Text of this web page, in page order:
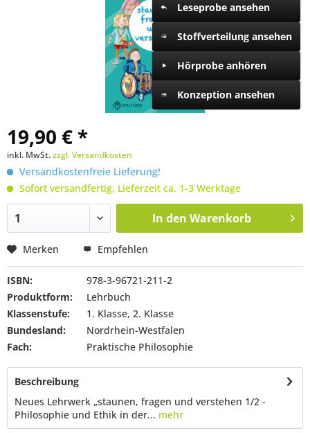
Leseprobe ansehen
Stoffverteilung ansehen
Hörprobe anhören
Konzeption ansehen
19,90 € *
inkl. MwSt.zzgl. Versandkosten
Versandkostenfreie Lieferung!
Sofort versandfertig, Lieferzeit ca. 1-3 Werktage
In den Warenkorb
Merken Empfehlen
ISBN:
978-3-96721-211-2
Produktform:
Lehrbuch
Klassenstufe:
1. Klasse, 2. Klasse
Bundesland:
Nordrhein-Westfalen
Fach:
Praktische Philosophie
Beschreibung
Neues Lehrwerk „staunen, fragen und verstehen 1/2 -
Philosophie und Ethik in der... mehr